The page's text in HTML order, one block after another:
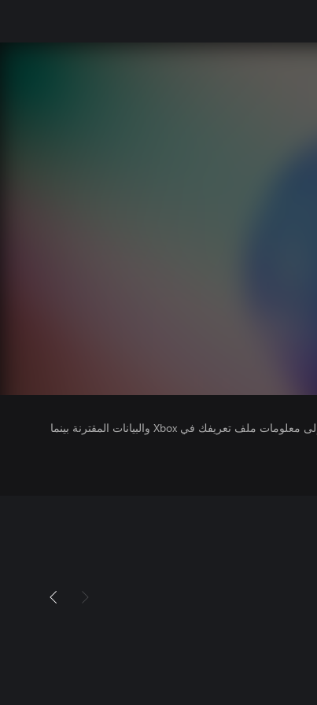
يتلقى ناشرو الألعاب التي تقوم بتشغيلها وصولاً إلى معلومات ملف تعريفك في Xbox والبيانات المقترنة بينما